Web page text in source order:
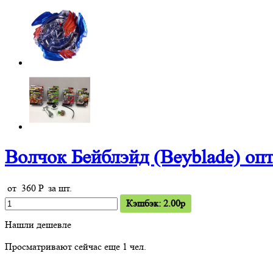
Волчок Бейблэйд (Beyblade)
от 360 Pза шт.
Кэшбэк: 2.00p
Нашли дешевле
Просматривают сейчас еще 1 чел.